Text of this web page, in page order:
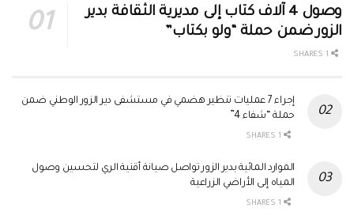
وصول 4 آلاف كتاب إلى مديرية الثقافة بدير
الزور ضمن حملة “ولو بكتاب”
إجراء 7 عمليات تنظير هضمي في مستشفى دير الزور الوطني ضمن
حملة “شفاء 4”
الموارد المائية بدير الزور تواصل صيانة أقنية الري لتحسين وصول
المياه إلى الأراضي الزراعية